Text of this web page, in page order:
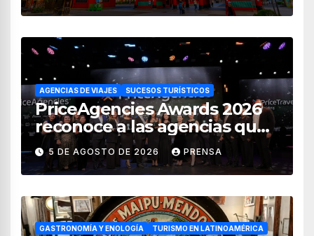
AGENCIAS DE VIAJES SUCESOS TURÍSTICOS
PriceAgencies Awards 2026
reconoce a las agencias que
impulsan el crecimiento del
turismo en México
5 DE AGOSTO DE 2026 PRENSA
GASTRONOMÍA Y ENOLOGÍA TURISMO EN LATINOAMÉRICA